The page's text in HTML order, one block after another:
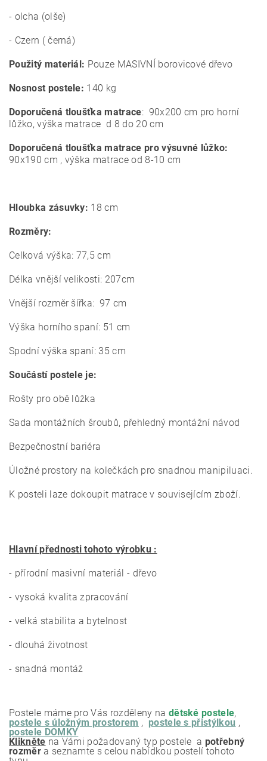
- olcha (olše)
- Czern ( černá)
Použitý materiál: Pouze MASIVNÍ borovicové dřevo
Nosnost postele: 140 kg
Doporučená tloušťka matrace: 90x200 cm pro horní
lůžko, výška matrace d 8 do 20 cm
Doporučená tloušťka matrace pro výsuvné lůžko:
90x190 cm , výška matrace od 8-10 cm
Hloubka zásuvky: 18 cm
Rozměry:
Celková výška: 77,5 cm
Délka vnější velikosti: 207cm
Vnější rozměr šířka: 97 cm
Výška horního spaní: 51 cm
Spodní výška spaní: 35 cm
Součástí postele je:
Rošty pro obě lůžka
Sada montážních šroubů, přehledný montážní návod
Bezpečnostní bariéra
Úložné prostory na kolečkách pro snadnou manipiluaci.
K posteli laze dokoupit matrace v souvisejícím zboží.
Hlavní přednosti tohoto výrobku :
- přírodní masivní materiál - dřevo
- vysoká kvalita zpracování
- velká stabilita a bytelnost
- dlouhá životnost
- snadná montáž
Postele máme pro Vás rozděleny na dětské postele,
postele s úložným prostorem , postele s přistýlkou ,
postele DOMKY
Klikněte na Vámi požadovaný typ postele a potřebný
rozměra seznamte s celou nabídkou postelí tohoto